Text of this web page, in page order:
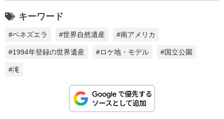
キーワード
#ベネズエラ #世界自然遺産 #南アメリカ
#1994年登録の世界遺産 #ロケ地・モデル #国立公園
#滝